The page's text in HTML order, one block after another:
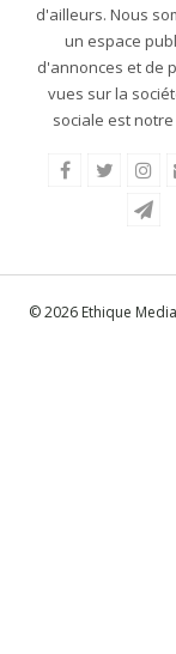
d'ailleurs. Nous
un espace
d'annonces et de
vues sur la
sociale est
© 2026 Ethique